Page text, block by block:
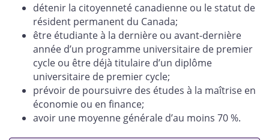
détenir la citoyenneté canadienne ou le statut de
résident permanent du Canada;
être étudiante à la dernière ou avant-dernière
année d’un programme universitaire de premier
cycle ou être déjà titulaire d’un diplôme
universitaire de premier cycle;
prévoir de poursuivre des études à la maîtrise en
économie ou en finance;
avoir une moyenne générale d’au moins 70 %.